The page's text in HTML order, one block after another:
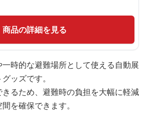
商品の詳細を見る
時的な避難場所として使える自動展
ッズです。
るため、避難時の負担を大幅に軽減
を確保できます。